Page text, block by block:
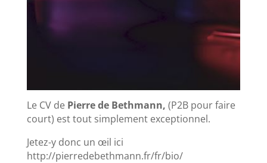
Le CV de Pierre de Bethmann, (P2B pour faire
court) est tout simplement exceptionnel.
Jetez-y donc un œil ici
http://pierredebethmann.fr/fr/bio/